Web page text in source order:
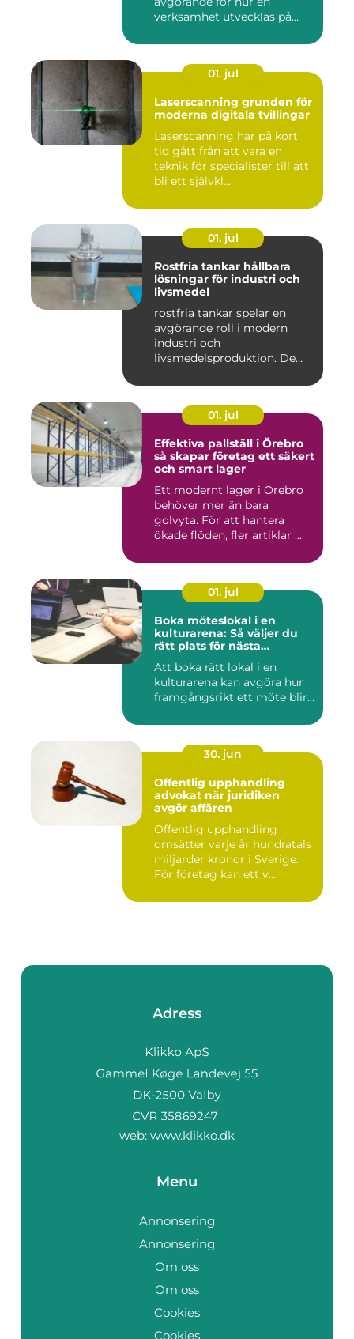
verksamhet utvecklas på
01. jul
Laserscanning grunden för
moderna digitala tvillingar
Laserscanning har på kort
tid gått från att vara en
teknik för specialister till att
bli ett självkl...
01. jul
Rostfria tankar hållbara
lösningar för industri och
livsmedel
rostfria tankar spelar en
avgörande roll i modern
industri och
livsmedelsproduktion. De
01. jul
Effektiva pallställ i Örebro
så skapar företag ett säkert
och smart lager
Ett modernt lager i Örebro
behöver mer än bara
golvyta. För att hantera
ökade flöden, fler artiklar ...
01. jul
Boka möteslokal i en
kulturarena: Så väljer du
rätt plats för nästa
Att boka rätt lokal i en
kulturarena kan avgöra hur
framgångsrikt ett möte blir...
30. jun
Offentlig upphandling
advokat när juridiken
avgör affären
Offentlig upphandling
omsätter varje år hundratals
miljarder kronor i Sverige.
För företag kan ett v...
Adress
web: www.klikko.dk
Menu
Annonsering
Annonsering
Om oss
Om oss
Cookies
Cookies